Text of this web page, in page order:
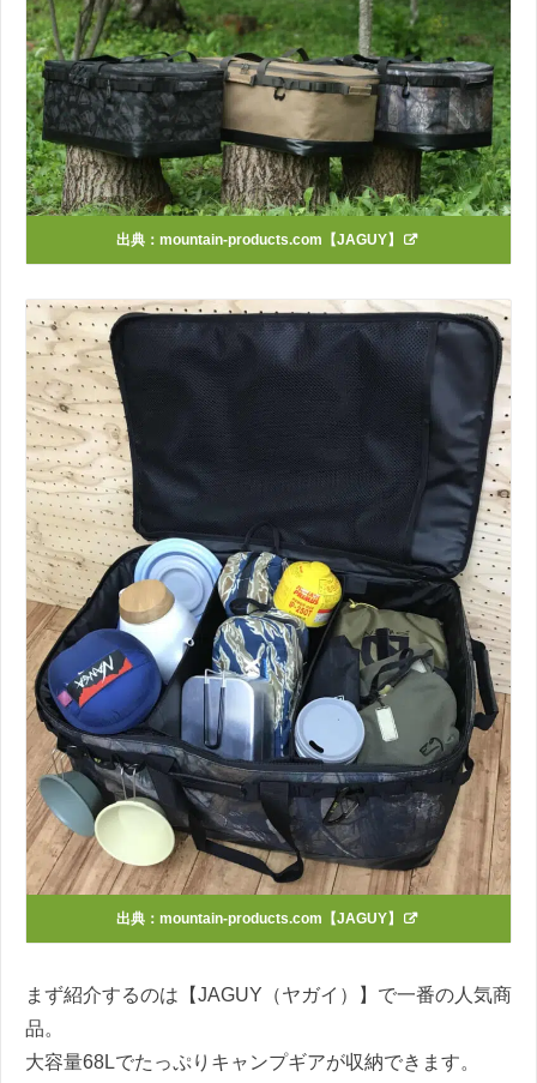
出典： mountain-products.com【JAGUY】
出典： mountain-products.com【JAGUY】
まず紹介するのは【JAGUY（ヤガイ）】で一番の人気商
品。
大容量68Lでたっぷりキャンプギアが収納できます。